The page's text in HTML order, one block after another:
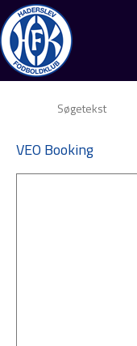
VEO Booking